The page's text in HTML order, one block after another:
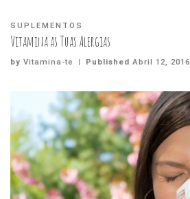
SUPLEMENTOS
Vitamina as Tuas Alergias
by Vitamina-te | PublishedAbril 12, 2016